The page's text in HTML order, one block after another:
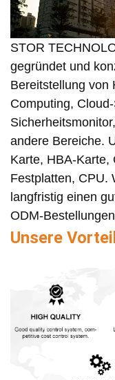
STOR
gegründet und
Bereitstellung von
Computing,
andere Bereiche.
Karte, HBA-Karte,
Festplatten, CPU.
langfristig einen
ODM-
Unsere